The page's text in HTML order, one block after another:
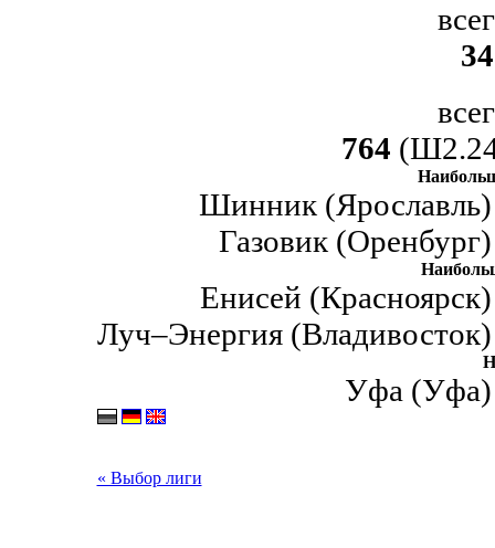
764
Шинник
Газовик
Енисей
Луч–Энергия
Уфа
« Выбор лиги